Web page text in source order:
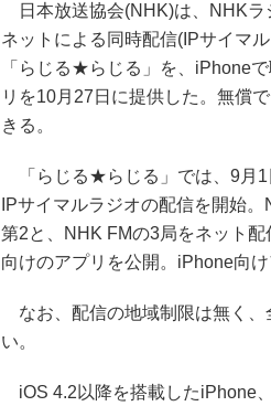
日本放送協会(NHK)は、NHKラ
ネットによる同時配信(IPサイマ
「らじる★らじる」を、iPhone
リを10月27日に提供した。無償
きる。
「らじる★らじる」では、9月1
IPサイマルラジオの配信を開始
第2と、NHK FMの3局をネット
向けのアプリを公開。iPhone向
なお、配信の地域制限は無く、
い。
iOS 4.2以降を搭載したiPhone